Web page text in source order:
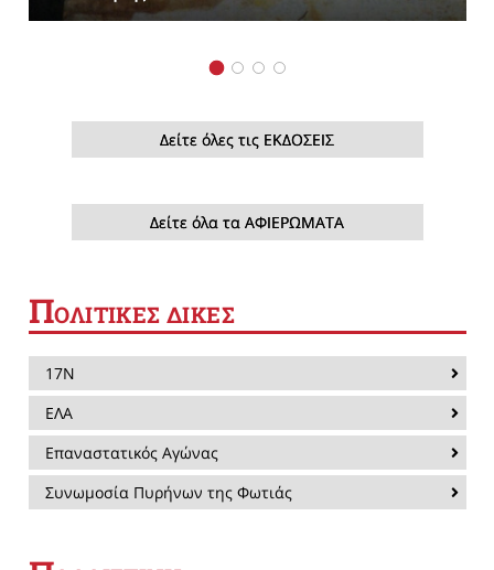
Δείτε όλες τις ΕΚΔΟΣΕΙΣ
Δείτε όλα τα ΑΦΙΕΡΩΜΑΤΑ
ΠΟΛΙΤΙΚΕΣ ΔΙΚΕΣ
17Ν
ΕΛΑ
Επαναστατικός Αγώνας
Συνωμοσία Πυρήνων της Φωτιάς